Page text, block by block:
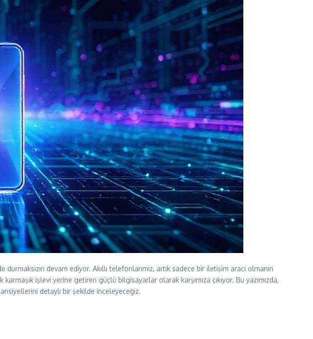
devam ediyor. Akıllı telefonlarımız, artık sadece bir iletişim aracı olmanın
işlevi yerine getiren güçlü bilgisayarlar olarak karşımıza çıkıyor. Bu yazımızda,
detaylı bir şekilde inceleyeceğiz.